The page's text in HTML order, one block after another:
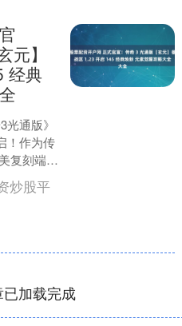
元】
经典
通版》
！作为传
复刻端游
舰....
炒股平
加载完成